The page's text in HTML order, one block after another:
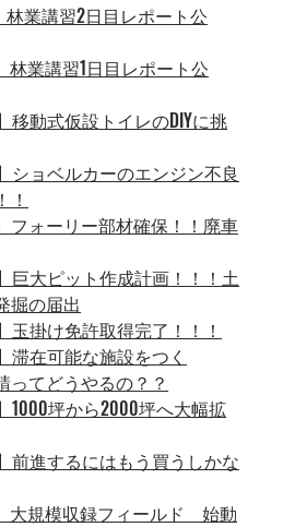
】林業講習2日目レポート公
】林業講習1日目レポート公
】移動式仮設トイレのDIYに挑
】ショベルカーのエンジン不良
】フォーリー部材確保！！廃車
】巨大ピット作成計画！！！土
掘の届出
】玉掛け免許取得完了！！！
】滞在可能な施設をつく
ってどうやるの？？
】1000坪から2000坪へ大幅拡
】前進するにはもう買うしかな
】大規模収録フィールド　始動